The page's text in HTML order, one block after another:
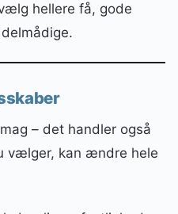
hellere få, gode
– det handler også
vælger, kan ændre hele